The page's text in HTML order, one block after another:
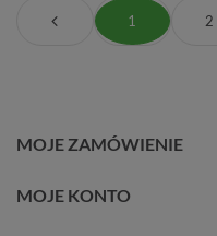
1 2
MOJE ZAMÓWIENIE
MOJE KONTO